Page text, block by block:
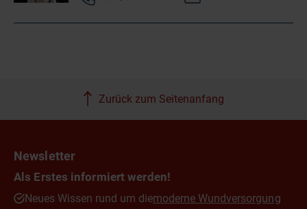
Zurück zum Seitenanfang
Newsletter
Als Erstes informiert werden!
Neues Wissen rund um diemoderne Wundversorgung